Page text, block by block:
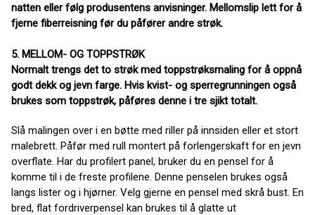
natten eller følg produsentens anvisninger. Mellomslip lett for å
fjerne fiberreisning før du påfører andre strøk.
5. MELLOM- OG TOPPSTRØK
Normalt trengs det to strøk med toppstrøksmaling for å oppnå
godt dekk og jevn farge. Hvis kvist- og sperregrunningen også
brukes som toppstrøk, påføres denne i tre sjikt totalt.
Slå malingen over i en bøtte med riller på innsiden eller et stort
malebrett. Påfør med rull montert på forlengerskaft for en jevn
overflate. Har du profilert panel, bruker du en pensel for å
komme til i de freste profilene. Denne penselen brukes også
langs lister og i hjørner. Velg gjerne en pensel med skrå bust. En
bred, flat fordriverpensel kan brukes til å glatte ut